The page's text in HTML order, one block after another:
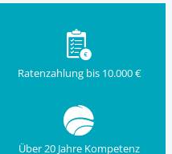
Ratenzahlung bis 10.000 €
Über 20 Jahre Kompetenz